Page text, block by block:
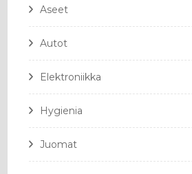
Aseet
Autot
Elektroniikka
Hygienia
Juomat